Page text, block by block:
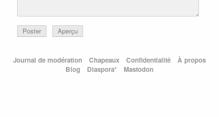
Poster Aperçu
Journal de modération Chapeaux Confidentialité
À propos
Blog
Diaspora* Mastodon